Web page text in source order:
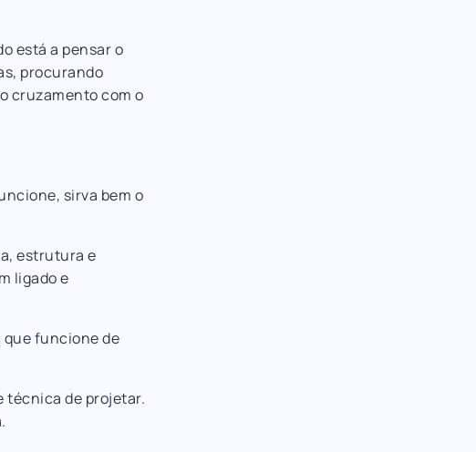
está a pensar o
procurando
cruzamento com o
sirva bem o
estrutura e
ligado e
que funcione de
técnica de projetar.